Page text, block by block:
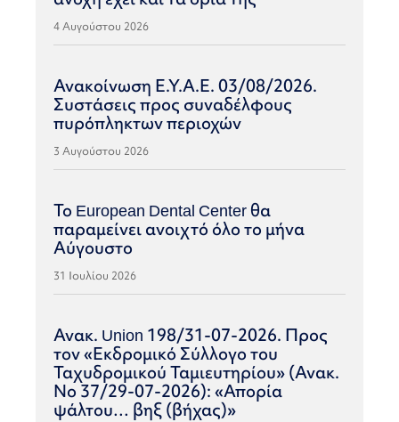
4 Αυγούστου 2026
Ανακοίνωση Ε.Υ.Α.Ε. 03/08/2026.
Συστάσεις προς συναδέλφους
πυρόπληκτων περιοχών
3 Αυγούστου 2026
Το European Dental Center θα
παραμείνει ανοιχτό όλο το μήνα
Αύγουστο
31 Ιουλίου 2026
Ανακ. Union 198/31-07-2026. Προς
τον «Εκδρομικό Σύλλογο του
Ταχυδρομικού Ταμιευτηρίου» (Ανακ.
Νο 37/29-07-2026): «Απορία
ψάλτου… βηξ (βήχας)»